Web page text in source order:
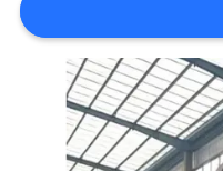
সাইট
গোপনীয়তা